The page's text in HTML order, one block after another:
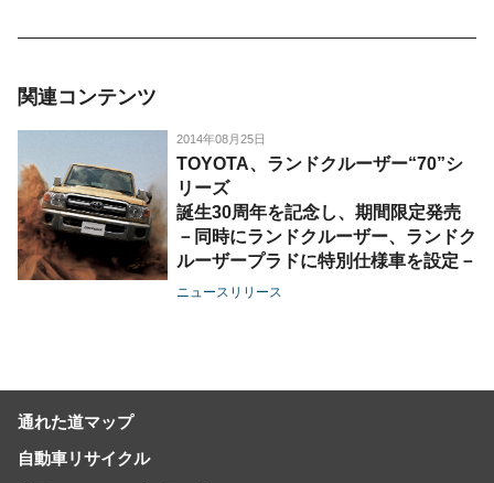
関連コンテンツ
2014年08月25日
TOYOTA、ランドクルーザー“70”シ
リーズ
誕生30周年を記念し、期間限定発売
－同時にランドクルーザー、ランドク
ルーザープラドに特別仕様車を設定－
ニュースリリース
通れた道マップ
自動車リサイクル